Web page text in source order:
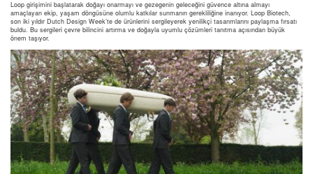
Loop girişimini başlatarak doğayı onarmayı ve gezegenin geleceğini güvence altına almayı
amaçlayan ekip, yaşam döngüsüne olumlu katkılar sunmanın gerekliliğine inanıyor. Loop Biotech,
son iki yıldır Dutch Design Week’te de ürünlerini sergileyerek yenilikçi tasarımlarını paylaşma fırsatı
buldu. Bu sergileri çevre bilincini artırma ve doğayla uyumlu çözümleri tanıtma açısından büyük
önem taşıyor.